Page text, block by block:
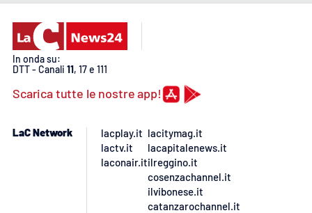
In onda su:
DTT - Canali 11, 17 e 111
Scarica tutte le nostre app!
LaC Network
lacplay.it
lactv.it
laconair.it
lacitymag.it
lacapitalenews.it
ilreggino.it
cosenzachannel.it
ilvibonese.it
catanzarochannel.it